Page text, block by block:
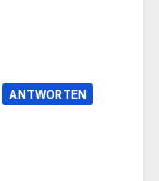
ANTWORTEN